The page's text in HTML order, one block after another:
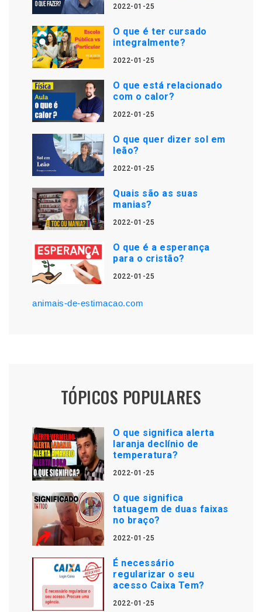
2022-01-25
O que é ter cursado
integralmente?
2022-01-25
O que está relacionado
com o calor?
2022-01-25
O que quer dizer sol em
leão?
2022-01-25
Quais são as suas
manias?
2022-01-25
O que é a esperança
para o cristão?
2022-01-25
animais-de-estimacao.com
TÓPICOS POPULARES
O que significa alerta
laranja declínio de
temperatura?
2022-01-25
O que significa
tatuagem de duas faixas
no braço?
2022-01-25
É necessário
regularizar o seu
acesso Caixa Tem?
2022-01-25